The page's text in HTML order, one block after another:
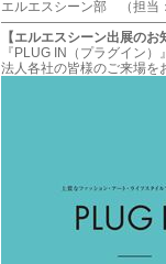
エルエスシーン部 （担当
【エルエスシーン出展のお
『PLUG IN（プラグイン
法人各社の皆様のご来場を